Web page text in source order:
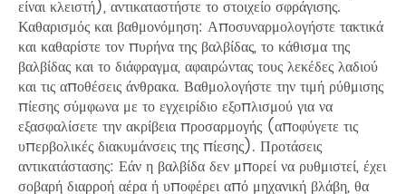
είναι κλειστή), αντικαταστήστε το στοιχείο σφράγισης.
Καθαρισμός και βαθμονόμηση: Αποσυναρμολογήστε τακτικά
και καθαρίστε τον πυρήνα της βαλβίδας, το κάθισμα της
βαλβίδας και το διάφραγμα, αφαιρώντας τους λεκέδες λαδιού
και τις αποθέσεις άνθρακα. Βαθμολογήστε την τιμή ρύθμισης
πίεσης σύμφωνα με το εγχειρίδιο εξοπλισμού για να
εξασφαλίσετε την ακρίβεια προσαρμογής (αποφύγετε τις
υπερβολικές διακυμάνσεις της πίεσης). Προτάσεις
αντικατάστασης: Εάν η βαλβίδα δεν μπορεί να ρυθμιστεί, έχει
σοβαρή διαρροή αέρα ή υποφέρει από μηχανική βλάβη, θα